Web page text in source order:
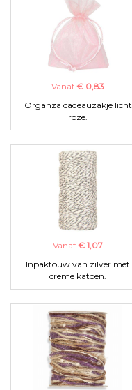
Vanaf € 0,83
Organza cadeauzakje licht
roze.
Vanaf € 1,07
Inpaktouw van zilver met
creme katoen.